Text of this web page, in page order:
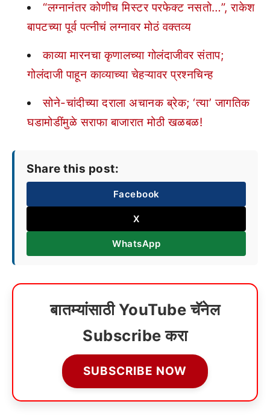
“लग्नानंतर कोणीच मिस्टर परफेक्ट नसतो…”, राकेश
बापटच्या पूर्व पत्नीचं लग्नावर मोठं वक्तव्य
काव्या मारनचा कृणालच्या गोलंदाजीवर संताप;
गोलंदाजी पाहून काव्याच्या चेहऱ्यावर प्रश्नचिन्ह
सोने-चांदीच्या दराला अचानक ब्रेक; ‘त्या’ जागतिक
घडामोडींमुळे सराफा बाजारात मोठी खळबळ!
Share this post:
Facebook
X
WhatsApp
बातम्यांसाठी YouTube चॅनेल
Subscribe करा
SUBSCRIBE NOW